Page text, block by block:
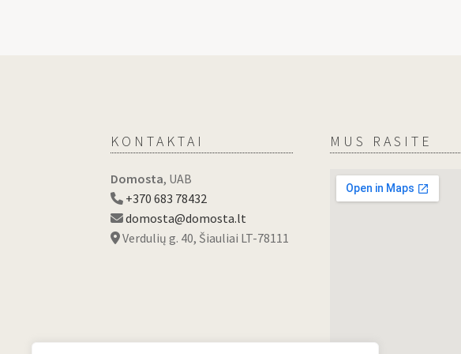
KONTAKTAI
Domosta, UAB
+370 683 78432
domosta@domosta.lt
Verdulių g. 40, Šiauliai LT-78111
MUS RASITE